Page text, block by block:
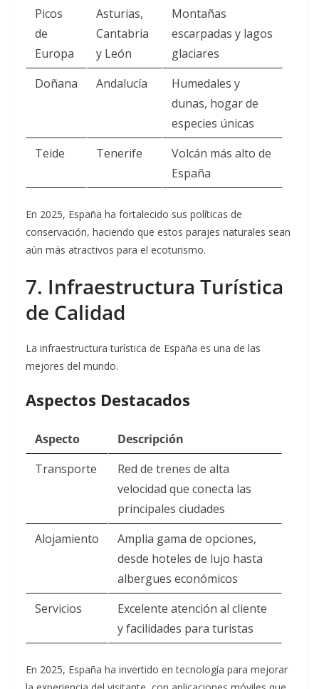
Picos
de
Europa
Asturias,
Cantabria
y León
Montañas
escarpadas y lagos
glaciares
Doñana
Andalucía
Humedales y
dunas, hogar de
especies únicas
Teide
Tenerife
Volcán más alto de
España
En 2025, España ha fortalecido sus políticas de
conservación, haciendo que estos parajes naturales sean
aún más atractivos para el ecoturismo.
7. Infraestructura Turística
de Calidad
La infraestructura turística de España es una de las
mejores del mundo.
Aspectos Destacados
Aspecto
Descripción
Transporte
Red de trenes de alta
velocidad que conecta las
principales ciudades
Alojamiento
Amplia gama de opciones,
desde hoteles de lujo hasta
albergues económicos
Servicios
Excelente atención al cliente
y facilidades para turistas
En 2025, España ha invertido en tecnología para mejorar